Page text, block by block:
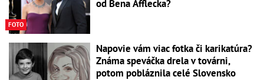
FOTO
od Bena Afflecka?
Napovie vám viac fotka či karikatúra?
Známa speváčka drela v továrni,
potom pobláznila celé Slovensko